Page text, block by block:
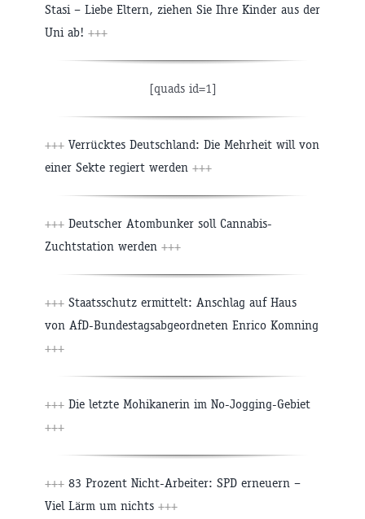
Stasi – Liebe Eltern, ziehen Sie Ihre Kinder aus der
Uni ab! +++
[quads id=1]
+++ Verrücktes Deutschland: Die Mehrheit will von
einer Sekte regiert werden +++
+++ Deutscher Atombunker soll Cannabis-
Zuchtstation werden +++
+++ Staatsschutz ermittelt: Anschlag auf Haus
von AfD-Bundestagsabgeordneten Enrico Komning
+++
+++ Die letzte Mohikanerin im No-Jogging-Gebiet
+++
+++ 83 Prozent Nicht-Arbeiter: SPD erneuern –
Viel Lärm um nichts +++